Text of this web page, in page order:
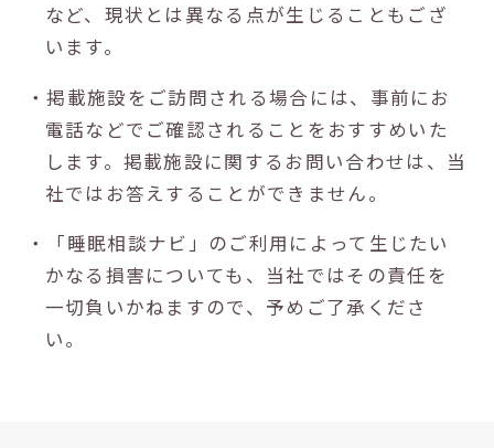
など、現状とは異なる点が生じることもござ
います。
・掲載施設をご訪問される場合には、事前にお
電話などでご確認されることをおすすめいた
します。掲載施設に関するお問い合わせは、当
社ではお答えすることができません。
・「睡眠相談ナビ」のご利用によって生じたい
かなる損害についても、当社ではその責任を
一切負いかねますので、予めご了承くださ
い。